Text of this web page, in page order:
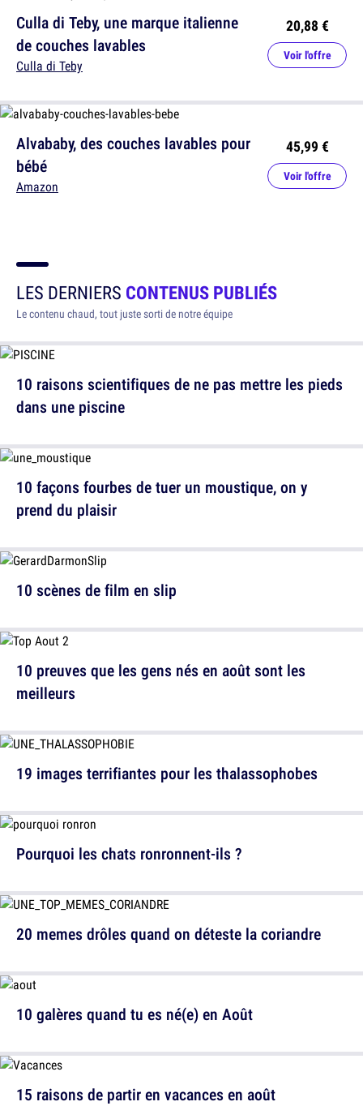
Alvababy, des couches lavables pour
bébé
Amazon
45,99 €
Voir l'offre
Culla di Teby, une marque italienne
de couches lavables
Culla di Teby
20,88 €
Voir l'offre
LES DERNIERS CONTENUS PUBLIÉS
Le contenu chaud, tout juste sorti de notre équipe
10 raisons scientifiques de ne pas mettre les pieds
dans une piscine
10 scènes de film en slip
19 images terrifiantes pour les thalassophobes
20 memes drôles quand on déteste la coriandre
15 raisons de partir en vacances en août
10 façons fourbes de tuer un moustique, on y
prend du plaisir
10 preuves que les gens nés en août sont les
meilleurs
Pourquoi les chats ronronnent-ils ?
10 galères quand tu es né(e) en Août